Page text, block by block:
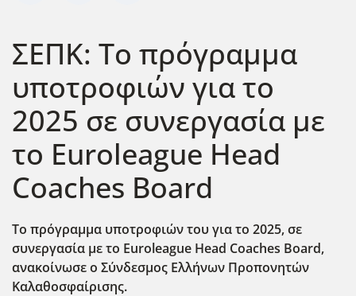
ΣΕΠΚ: Το πρόγραμμα
υποτροφιών για το
2025 σε συνεργασία με
το Euroleague Head
Coaches Board
Το πρόγραμμα υποτροφιών του για το 2025, σε
συνεργασία με το Euroleague Head Coaches Board,
ανακοίνωσε ο Σύνδεσμος Ελλήνων Προπονητών
Καλαθοσφαίρισης.